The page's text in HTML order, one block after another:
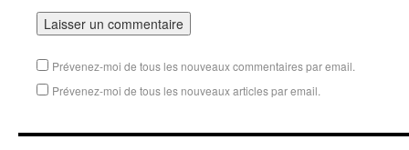
Prévenez-moi de tous les nouveaux commentaires par email.
Prévenez-moi de tous les nouveaux articles par email.